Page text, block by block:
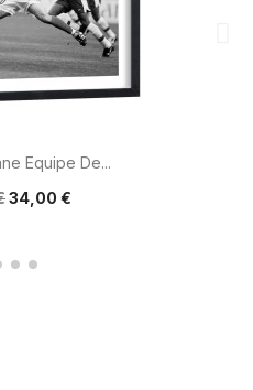
Equipe De...
34,00 €